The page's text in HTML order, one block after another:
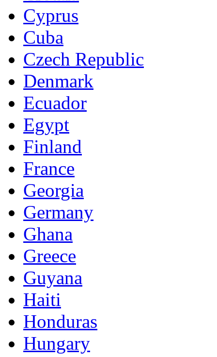
Cyprus
Cuba
Czech Republic
Denmark
Ecuador
Egypt
Finland
France
Georgia
Germany
Ghana
Greece
Guyana
Haiti
Honduras
Hungary